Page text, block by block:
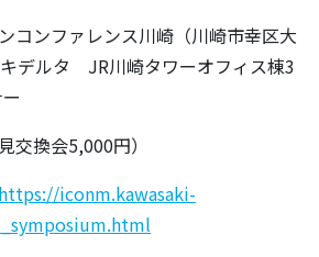
コンファレンス川崎（川崎市幸区大
デルタ JR川崎タワーオフィス棟3
交換会5,000円）
https://iconm.kawasaki-